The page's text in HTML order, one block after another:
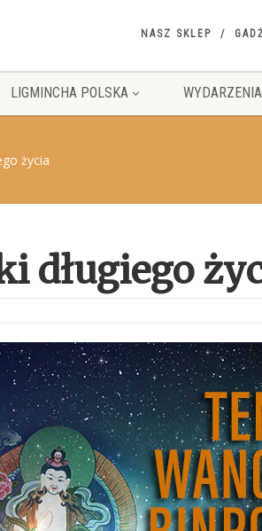
NASZ SKLEP
LIGMINCHA POLSKA WYDARZENIA
życia
długiego